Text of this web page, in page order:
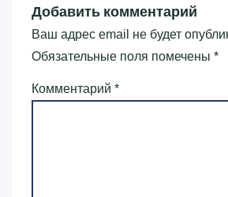
Добавить комментарий
Ваш адрес email не будет
Обязательные поля помечены *
Комментарий *